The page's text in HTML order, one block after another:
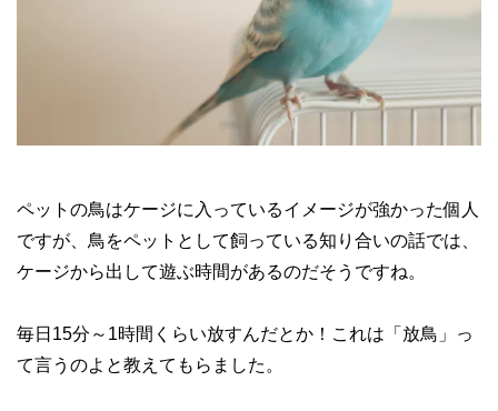
ペットの鳥はケージに入っているイメージが強かった個人
ですが、鳥をペットとして飼っている知り合いの話では、
ケージから出して遊ぶ時間があるのだそうですね。
毎日15分～1時間くらい放すんだとか！これは「放鳥」っ
て言うのよと教えてもらました。